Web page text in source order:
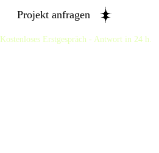
Projekt anfragen
Kostenloses Erstgespräch - Antwort in 24 h.